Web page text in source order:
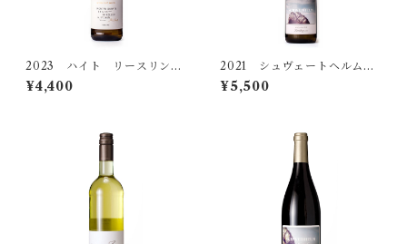
イム・ヴァイネック
2023 ハイト リースリン
グ シュタインメルゲル ト
ロッケン
¥4,400
2021 シュヴェートヘルム
リースリング クロイツベル
ク トロッケン
¥5,500